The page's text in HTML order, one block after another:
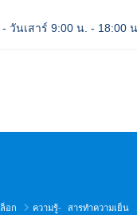
วันเสาร์ 9:00 น. - 18:00 น.
อก ความรู้- สารทำความเย็น